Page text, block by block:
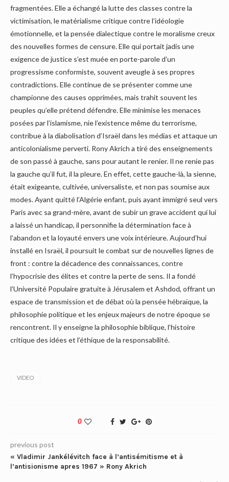
fragmentées. Elle a échangé la lutte des classes contre la
victimisation, le matérialisme critique contre l’idéologie
émotionnelle, et la pensée dialectique contre le moralisme creux
des nouvelles formes de censure. Elle qui portait jadis une
exigence de justice s’est muée en porte-parole d’un
progressisme conformiste, souvent aveugle à ses propres
contradictions. Elle continue de se présenter comme une
championne des causes opprimées, mais trahit souvent les
peuples qu’elle prétend défendre. Elle minimise les menaces
posées par l’islamisme, nie l’existence même du terrorisme,
contribue à la diabolisation d’Israël dans les médias et attaque un
anticolonialisme perverti. Rony Akrich a tiré des enseignements
de son passé à gauche, sans pour autant le renier. Il ne renie pas
la gauche qu’il fut, il la pleure. En effet, cette gauche-là, la sienne,
était exigeante, cultivée, universaliste, et non pas soumise aux
modes. Ayant quitté l’Algérie enfant, puis ayant immigré seul vers
Paris avec sa grand-mère, avant de subir un grave accident qui lui
a laissé un handicap, il personnifie la détermination face à
l’abandon et la loyauté envers une voix intérieure. Aujourd’hui
installé en Israël, il poursuit le combat sur de nouvelles lignes de
front : contre la décadence des connaissances, contre
l’hypocrisie des élites et contre la perte de sens. Il a fondé
l’Université Populaire gratuite à Jérusalem et Ashdod, offrant un
espace de transmission et de débat où la pensée hébraïque, la
philosophie politique et les enjeux majeurs de notre époque se
rencontrent. Il y enseigne la philosophie biblique, l’histoire
critique des idées et l’éthique de la responsabilité.
VIDEO
0
previous post
« Vladimir Jankélévitch face à l’antisémitisme et à
l’antisionisme apres 1967 » Rony Akrich